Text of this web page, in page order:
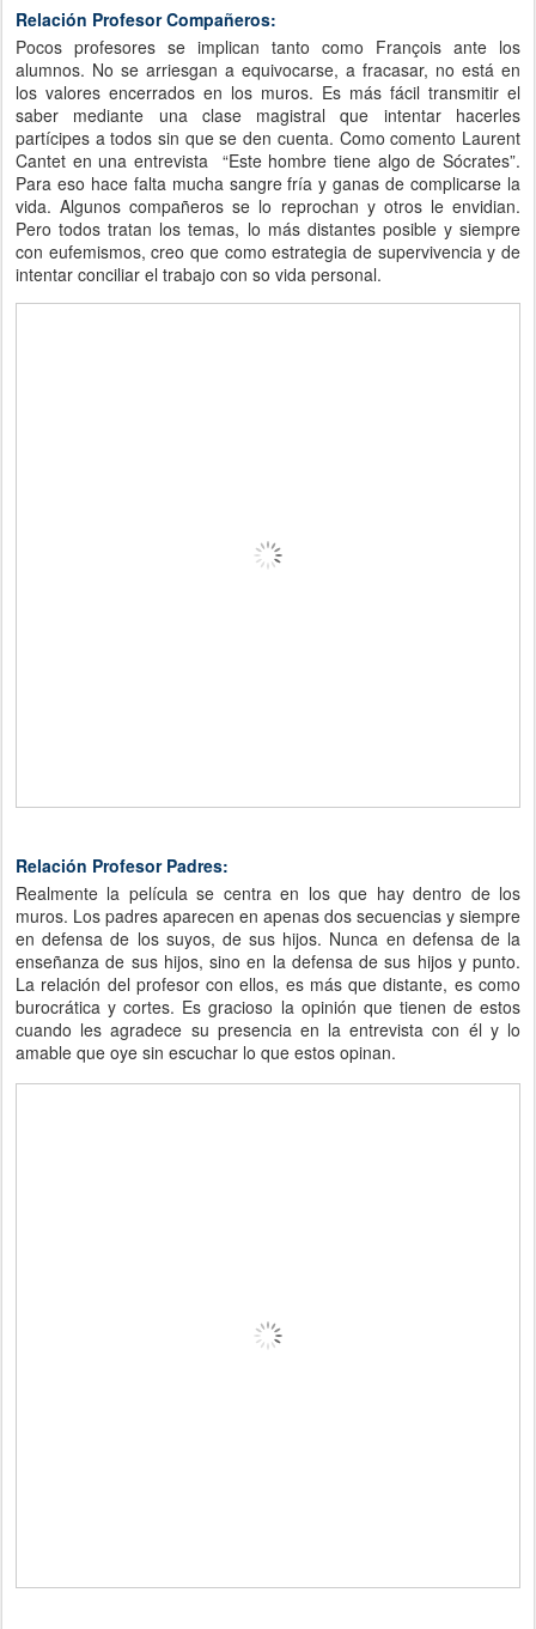
Relación Profesor Compañeros:
Pocos profesores se implican tanto como François ante los
alumnos. No se arriesgan a equivocarse, a fracasar, no está en
los valores encerrados en los muros. Es más fácil transmitir el
saber mediante una clase magistral que intentar hacerles
partícipes a todos sin que se den cuenta. Como comento Laurent
Cantet en una entrevista “Este hombre tiene algo de Sócrates”.
Para eso hace falta mucha sangre fría y ganas de complicarse la
vida. Algunos compañeros se lo reprochan y otros le envidian.
Pero todos tratan los temas, lo más distantes posible y siempre
con eufemismos, creo que como estrategia de supervivencia y de
intentar conciliar el trabajo con so vida personal.
Relación Profesor Padres:
Realmente la película se centra en los que hay dentro de los
muros. Los padres aparecen en apenas dos secuencias y siempre
en defensa de los suyos, de sus hijos. Nunca en defensa de la
enseñanza de sus hijos, sino en la defensa de sus hijos y punto.
La relación del profesor con ellos, es más que distante, es como
burocrática y cortes. Es gracioso la opinión que tienen de estos
cuando les agradece su presencia en la entrevista con él y lo
amable que oye sin escuchar lo que estos opinan.